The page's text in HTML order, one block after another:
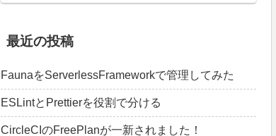
最近の投稿
FaunaをServerlessFrameworkで管理してみた
ESLintとPrettierを役割で分ける
CircleCIのFreePlanが一新されました！